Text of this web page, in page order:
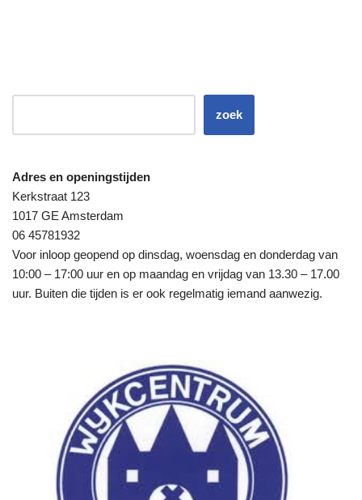
zoek
Adres en openingstijden
Kerkstraat 123
1017 GE Amsterdam
06 45781932
Voor inloop geopend op dinsdag, woensdag en donderdag van
10:00 – 17:00 uur en op maandag en vrijdag van 13.30 – 17.00
uur. Buiten die tijden is er ook regelmatig iemand aanwezig.